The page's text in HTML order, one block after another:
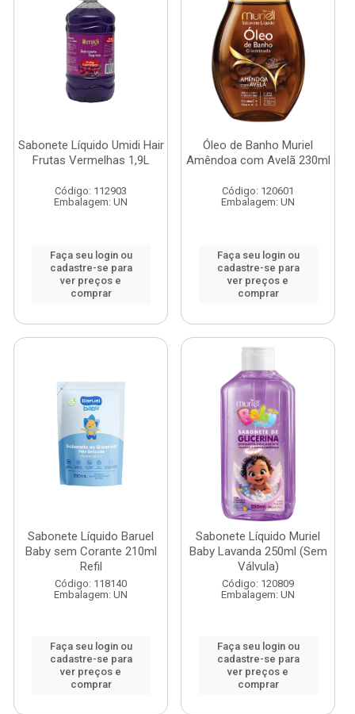
Sabonete Líquido Umidi Hair
Frutas Vermelhas 1,9L
Código: 112903
Embalagem: UN
Faça seu login ou
cadastre-se para
ver preços e
comprar
Óleo de Banho Muriel
Amêndoa com Avelã 230ml
Código: 120601
Embalagem: UN
Faça seu login ou
cadastre-se para
ver preços e
comprar
Sabonete Líquido Baruel
Baby sem Corante 210ml
Refil
Código: 118140
Embalagem: UN
Faça seu login ou
cadastre-se para
ver preços e
comprar
Sabonete Líquido Muriel
Baby Lavanda 250ml (Sem
Válvula)
Código: 120809
Embalagem: UN
Faça seu login ou
cadastre-se para
ver preços e
comprar